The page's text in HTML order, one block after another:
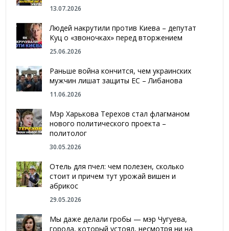
13.07.2026
Людей накрутили против Киева – депутат
Куц о «звоночках» перед вторжением
25.06.2026
Раньше война кончится, чем украинских
мужчин лишат защиты ЕС – Либанова
11.06.2026
Мэр Харькова Терехов стал флагманом
нового политического проекта –
политолог
30.05.2026
Отель для пчел: чем полезен, сколько
стоит и причем тут урожай вишен и
абрикос
29.05.2026
Мы даже делали гробы — мэр Чугуева,
города, который устоял, несмотря ни на